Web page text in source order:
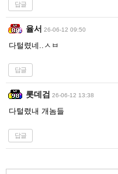
답글
율서 26-06-12 09:50
다털렸네..ㅅㅂ
답글
롯데검 26-06-12 13:38
다털렸내 개놈들
답글